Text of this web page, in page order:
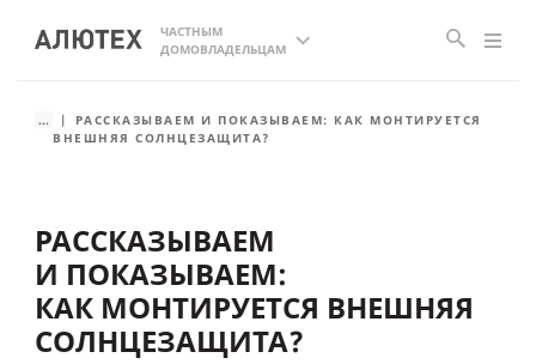
ЧАСТНЫМ
ДОМОВЛАДЕЛЬЦАМ
...
РАССКАЗЫВАЕМ И ПОКАЗЫВАЕМ: КАК МОНТИРУЕТСЯ
ВНЕШНЯЯ СОЛНЦЕЗАЩИТА?
РАССКАЗЫВАЕМ
И ПОКАЗЫВАЕМ:
КАК МОНТИРУЕТСЯ ВНЕШНЯЯ
СОЛНЦЕЗАЩИТА?